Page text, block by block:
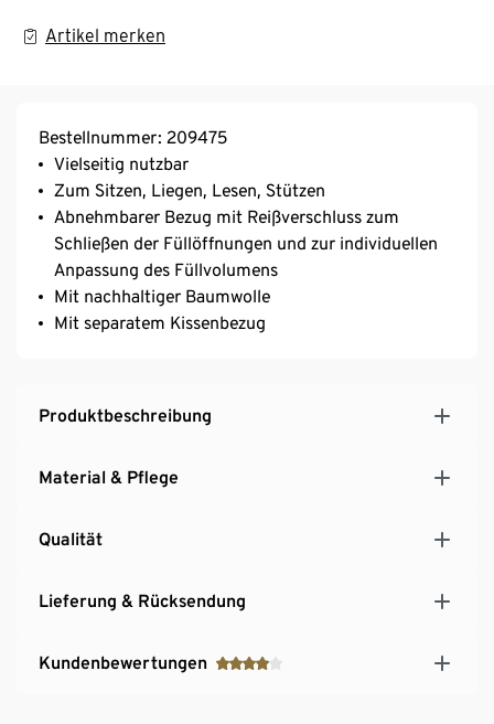
Artikel merken
Bestellnummer: 209475
Vielseitig nutzbar
Zum Sitzen, Liegen, Lesen, Stützen
Abnehmbarer Bezug mit Reißverschluss zum
Schließen der Füllöffnungen und zur individuellen
Anpassung des Füllvolumens
Mit nachhaltiger Baumwolle
Mit separatem Kissenbezug
Produktbeschreibung
Material & Pflege
Qualität
Lieferung & Rücksendung
Kundenbewertungen